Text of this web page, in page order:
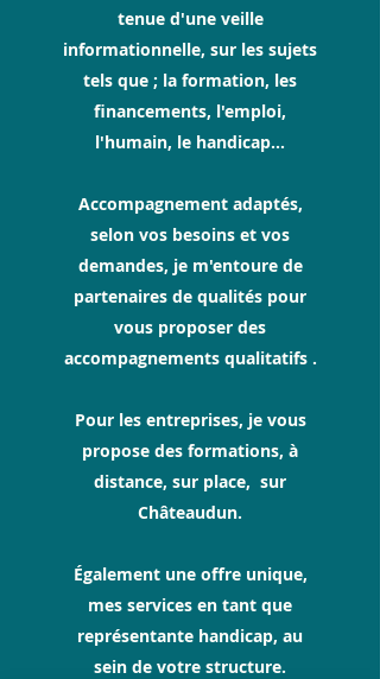
tenue d'une veille
informationnelle, sur les sujets
tels que ; la formation, les
financements, l'emploi,
l'humain, le handicap…
Accompagnement adaptés,
selon vos besoins et vos
demandes, je m'entoure de
partenaires de qualités pour
vous proposer des
accompagnements qualitatifs .
Pour les entreprises, je vous
propose des formations, à
distance, sur place, sur
Châteaudun.
Également une offre unique,
mes services en tant que
représentante handicap, au
sein de votre structure.